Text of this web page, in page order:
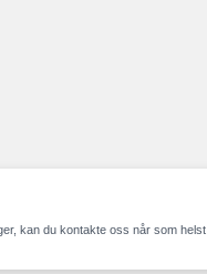
kan du kontakte oss når som helst.